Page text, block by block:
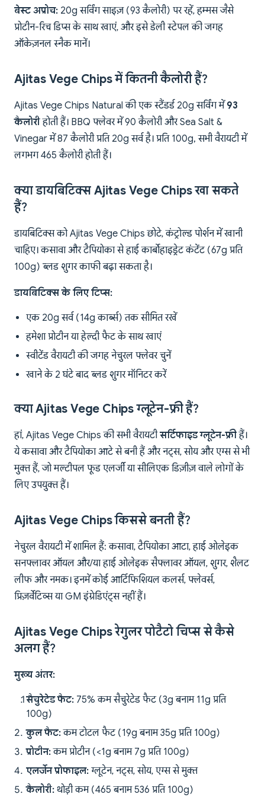
बेस्ट अप्रोच: 20g सर्विंग साइज़ (93 कैलोरी) पर रहें, हम्मस जैसे
प्रोटीन-रिच डिप्स के साथ खाएं, और इसे डेली स्टेपल की जगह
ऑकेज़नल स्नैक मानें।
Ajitas Vege Chips में कितनी कैलोरी हैं?
Ajitas Vege Chips Natural की एक स्टैंडर्ड 20g सर्विंग में 93
कैलोरीहोती हैं। BBQ फ्लेवर में 90 कैलोरी और Sea Salt &
Vinegar में 87 कैलोरी प्रति 20g सर्व है। प्रति 100g, सभी वैरायटी में
लगभग 465 कैलोरी होती हैं।
क्या डायबिटिक्स Ajitas Vege Chips खा सकते
हैं?
डायबिटिक्स को Ajitas Vege Chips छोटे, कंट्रोल्ड पोर्शन में खानी
चाहिए। कसावा और टैपियोका से हाई कार्बोहाइड्रेट कंटेंट (67g प्रति
100g) ब्लड शुगर काफी बढ़ा सकता है।
डायबिटिक्स के लिए टिप्स:
एक 20g सर्व (14g कार्ब्स) तक सीमित रखें
हमेशा प्रोटीन या हेल्दी फैट के साथ खाएं
स्वीटेंड वैरायटी की जगह नेचुरल फ्लेवर चुनें
खाने के 2 घंटे बाद ब्लड शुगर मॉनिटर करें
क्या Ajitas Vege Chips ग्लूटेन-फ्री हैं?
हां, Ajitas Vege Chips की सभी वैरायटीसर्टिफाइड ग्लूटेन-फ्रीहैं।
ये कसावा और टैपियोका आटे से बनी हैं और नट्स, सोय और एग्स से भी
मुक्त हैं, जो मल्टीपल फूड एलर्जी या सीलिएक डिज़ीज़ वाले लोगों के
लिए उपयुक्त हैं।
Ajitas Vege Chips किससे बनती हैं?
नेचुरल वैरायटी में शामिल हैं: कसावा, टैपियोका आटा, हाई ओलेइक
सनफ्लावर ऑयल और/या हाई ओलेइक सैफ्लावर ऑयल, शुगर, शैलट
लीफ और नमक। इनमें कोई आर्टिफिशियल कलर्स, फ्लेवर्स,
प्रिज़र्वेटिव्स या GM इंग्रेडिएंट्स नहीं हैं।
Ajitas Vege Chips रेगुलर पोटैटो चिप्स से कैसे
अलग हैं?
मुख्य अंतर:
सैचुरेटेड फैट: 75% कम सैचुरेटेड फैट (3g बनाम 11g प्रति
100g)
कुल फैट:कम टोटल फैट (19g बनाम 35g प्रति 100g)
प्रोटीन:कम प्रोटीन (<1g बनाम 7g प्रति 100g)
एलर्जेन प्रोफाइल: ग्लूटेन, नट्स, सोय, एग्स से मुक्त
कैलोरी: थोड़ी कम (465 बनाम 536 प्रति 100g)